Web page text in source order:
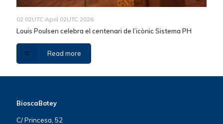
02 02UTC April 02UTC 2026
Louis Poulsen celebra el centenari de l’icònic Sistema PH
Read more
BioscaBotey
C/ Princesa, 52